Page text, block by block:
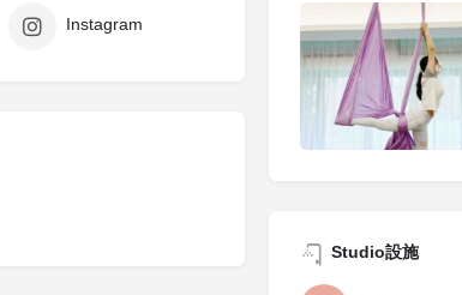
Instagram
Studio設施